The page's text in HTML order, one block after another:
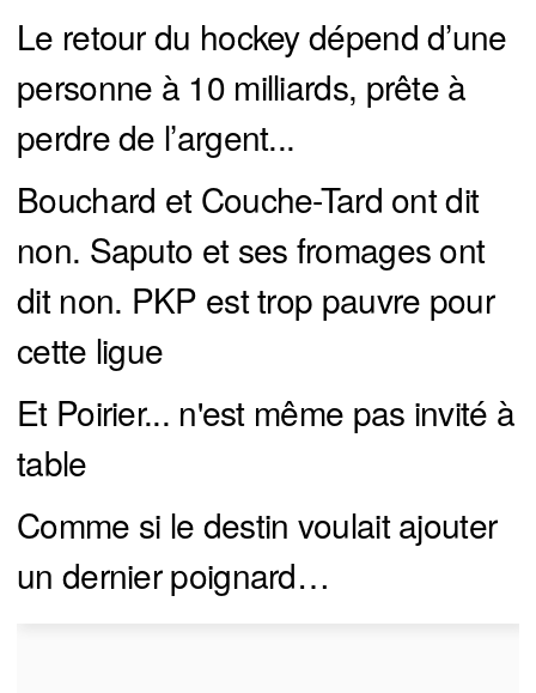
Le retour du hockey dépend d’une
personne à 10 milliards, prête à
perdre de l’argent...
Bouchard et Couche-Tard ont dit
non. Saputo et ses fromages ont
dit non. PKP est trop pauvre pour
cette ligue
Et Poirier... n'est même pas invité à
table
Comme si le destin voulait ajouter
un dernier poignard…